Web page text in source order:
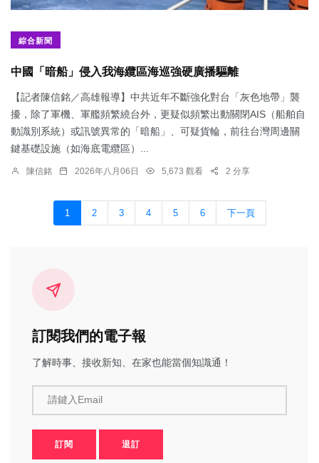
綜合新聞
中國「暗船」侵入我海纜區海巡強硬廣播驅離
【記者陳信銘／高雄報導】中共近年不斷強化對台「灰色地帶」襲
擾，除了軍機、軍艦頻繁繞台外，更疑似頻繁出動關閉AIS（船舶自
動識別系統）或訊號異常的「暗船」、可疑貨輪，前往台灣周邊關
鍵基礎設施（如海底電纜區）...
陳信銘 2026年八月06日 5,673 觀看 2 分享
1 2 3 4 5 6 下一頁
訂閱我們的電子報
了解時事、接收新知、在家也能當個知識通！
請鍵入Email
訂閱 退訂